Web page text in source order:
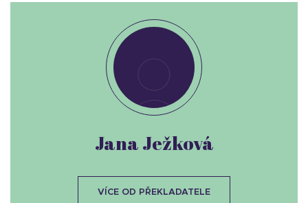
Jana Ježková
VÍCE OD PŘEKLADATELE